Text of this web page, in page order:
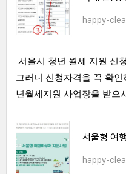
happy-
서울시 청년 월세 지원 신
그러니 신청자격을 꼭 확
년월세지원 사업장을 받으
happy-